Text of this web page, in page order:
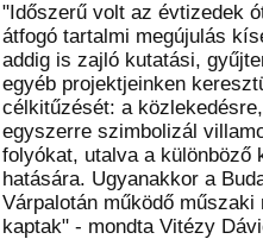
"Időszerű volt az évtizedek
átfogó tartalmi megújulás
addig is zajló kutatási,
egyéb projektjeinken
célkitűzését: a
egyszerre szimbolizál
folyókat, utalva a különböző
hatására. Ugyanakkor a
Várpalotán működő
kaptak" - mondta Vitézy